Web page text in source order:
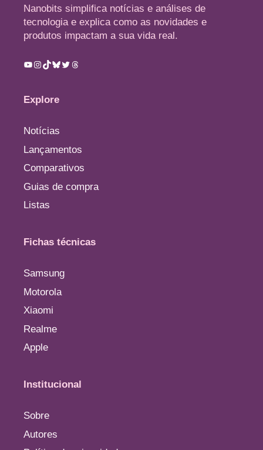
Nanobits simplifica notícias e análises de
tecnologia e explica como as novidades e
produtos impactam a sua vida real.
Youtube
Instagram
TikTok
Bluesky
TwitterThreads
Explore
Notícias
Lançamentos
Comparativos
Guias de compra
Listas
Fichas técnicas
Samsung
Motorola
Xiaomi
Realme
Apple
Institucional
Sobre
Autores